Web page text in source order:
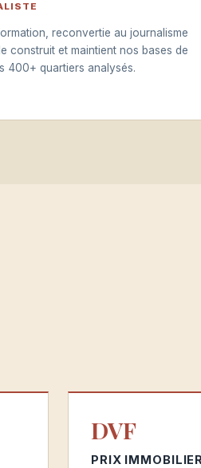
reconvertie au journalisme
construit et maintient nos bases de
400+ quartiers analysés.
DVF
PRIX